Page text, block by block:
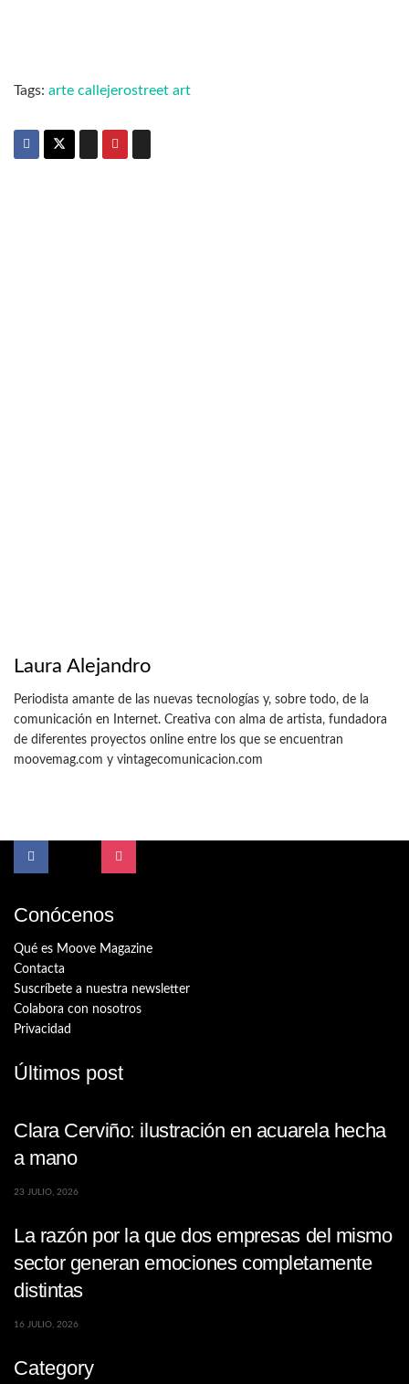
Tags: arte callejerostreet art
Laura Alejandro
Periodista amante de las nuevas tecnologías y, sobre todo, de la
comunicación en Internet. Creativa con alma de artista, fundadora
de diferentes proyectos online entre los que se encuentran
moovemag.com y vintagecomunicacion.com
Conócenos
Qué es Moove Magazine
Contacta
Suscríbete a nuestra newsletter
Colabora con nosotros
Privacidad
Últimos post
Clara Cerviño: ilustración en acuarela hecha
a mano
23 JULIO, 2026
La razón por la que dos empresas del mismo
sector generan emociones completamente
distintas
16 JULIO, 2026
Category